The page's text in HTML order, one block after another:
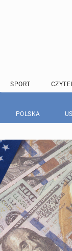
SPORT
POLSKA